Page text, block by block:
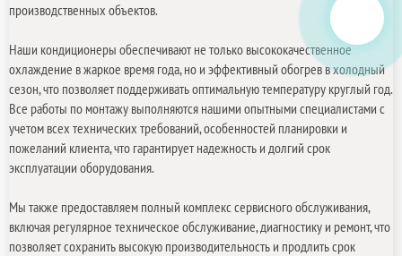
производственных объектов.
Наши кондиционеры обеспечивают не только высококачественное
охлаждение в жаркое время года, но и эффективный обогрев в холодный
сезон, что позволяет поддерживать оптимальную температуру круглый год.
Все работы по монтажу выполняются нашими опытными специалистами с
учетом всех технических требований, особенностей планировки и
пожеланий клиента, что гарантирует надежность и долгий срок
эксплуатации оборудования.
Мы также предоставляем полный комплекс сервисного обслуживания,
включая регулярное техническое обслуживание, диагностику и ремонт, что
позволяет сохранить высокую производительность и продлить срок